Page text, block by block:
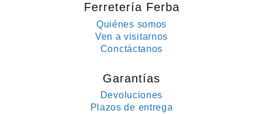
Ferretería Ferba
Quiénes somos
Ven a visitarnos
Conctáctanos
Garantías
Devoluciones
Plazos de entrega